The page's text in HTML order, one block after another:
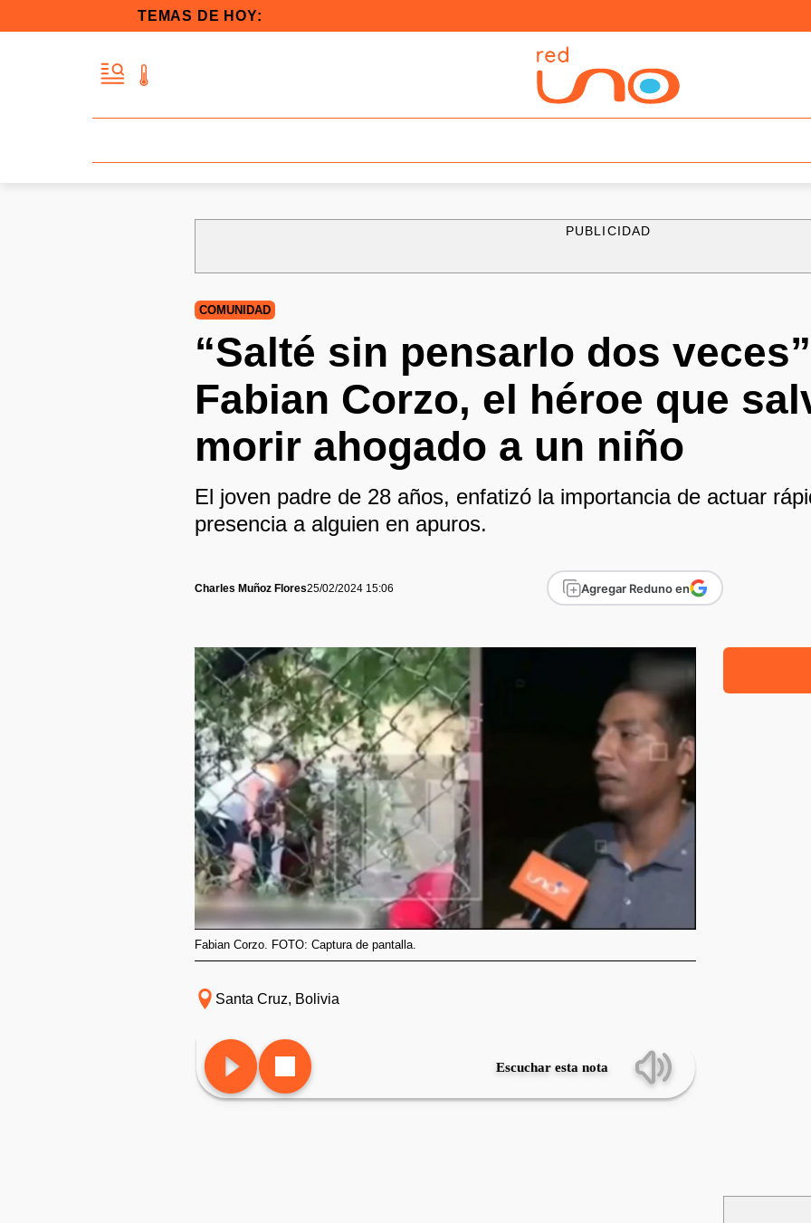
TEMAS DE HOY:
PUBLICIDAD
COMUNIDAD
“Salté sin pensarlo dos
Fabian Corzo, el héroe que
morir ahogado a un niño
El joven padre de 28 años, enfatizó la importancia de actuar
presencia a alguien en apuros.
Charles Muñoz Flores25/02/2024 15:06 Agregar Reduno en
Fabian Corzo. FOTO: Captura de pantalla.
Santa Cruz, Bolivia
Escuchar esta nota